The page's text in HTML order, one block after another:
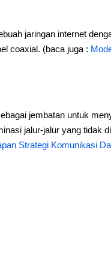
jaringan internet
coaxial. (baca juga :
jembatan untuk
jalur-jalur yang tidak
Strategi Komunikasi